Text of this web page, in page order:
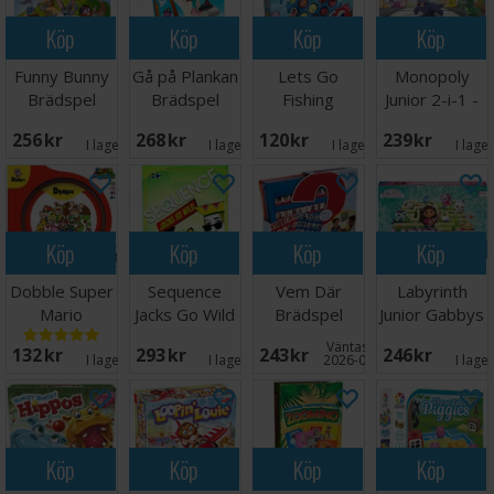
Köp
Funny Bunny
Brädspel
256 SEK I lager: 9
Köp
Gå på Plankan
Brädspel
268 SEK I lager:
Köp
Lets Go
Fishing
120 SEK I lager: 1
Köp
Monopoly
Junior 2-i-1 -
239 SEK I
Köp
Dobble Super
Mario
Brädspel
132 SEK I lager: 6
Köp
Sequence
Jacks Go Wild
293 SEK I lager: 1
Köp
Vem Där
Brädspel
243 SEK Väntas in:
2026-08-15
Köp
Labyrinth
Junior Gabbys
246 SEK I
Köp Köp Köp Köp